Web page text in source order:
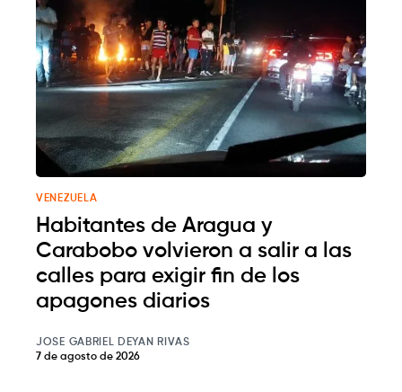
VENEZUELA
Habitantes de Aragua y
Carabobo volvieron a salir a las
calles para exigir fin de los
apagones diarios
JOSE GABRIEL DEYAN RIVAS
7 de agosto de 2026